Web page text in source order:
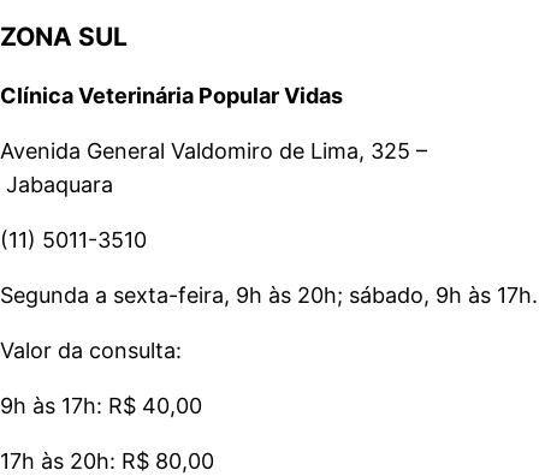
ZONA SUL
Clínica Veterinária Popular Vidas
Avenida General Valdomiro de Lima, 325 –
Jabaquara
(11) 5011-3510
Segunda a sexta-feira, 9h às 20h; sábado, 9h às 17h.
Valor da consulta:
9h às 17h: R$ 40,00
17h às 20h: R$ 80,00